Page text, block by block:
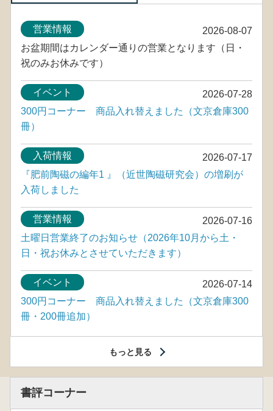
2026-08-07
営業情報
お盆期間はカレンダー通りの営業となります（日・
祝のみお休みです）
2026-07-28
イベント
300円コーナー 商品入れ替えました（文京倉庫300
冊）
2026-07-17
入荷情報
『肥前陶磁の編年1 』（近世陶磁研究会）の増刷が
入荷しました
2026-07-16
営業情報
土曜日営業終了のお知らせ（2026年10月から土・
日・祝お休みとさせていただきます）
2026-07-14
イベント
300円コーナー 商品入れ替えました（文京倉庫300
冊・200冊追加）
もっと見る
書評コーナー